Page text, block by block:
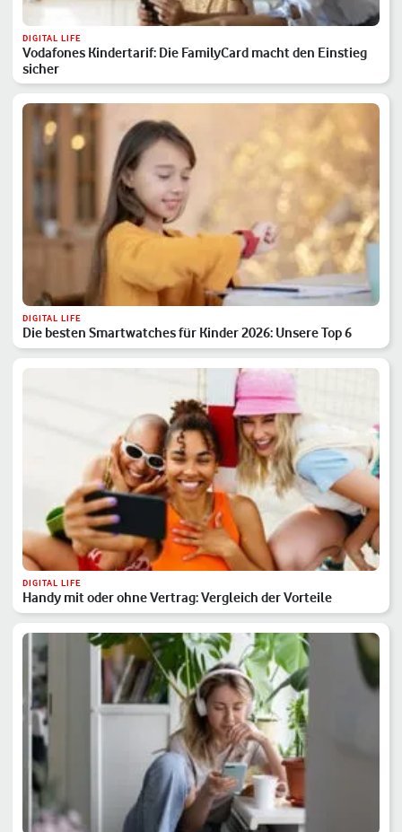
DIGITAL LIFE
Vodafones Kindertarif: Die FamilyCard macht den Einstieg
sicher
DIGITAL LIFE
Die besten Smartwatches für Kinder 2026: Unsere Top 6
DIGITAL LIFE
Handy mit oder ohne Vertrag: Vergleich der Vorteile